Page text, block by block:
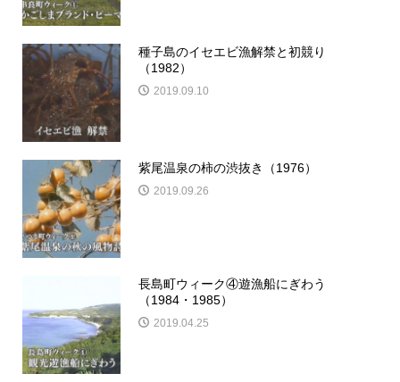
種子島のイセエビ漁解禁と初競り
（1982）
2019.09.10
紫尾温泉の柿の渋抜き（1976）
2019.09.26
長島町ウィーク④遊漁船にぎわう
（1984・1985）
2019.04.25